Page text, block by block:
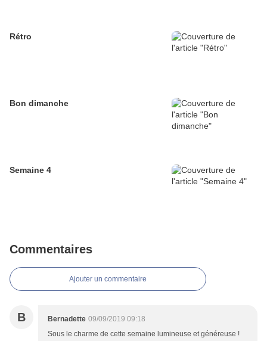
Rétro
Bon dimanche
Semaine 4
Commentaires
Ajouter un commentaire
B Bernadette 09/09/2019 09:18
Sous le charme de cette semaine lumineuse et généreuse !